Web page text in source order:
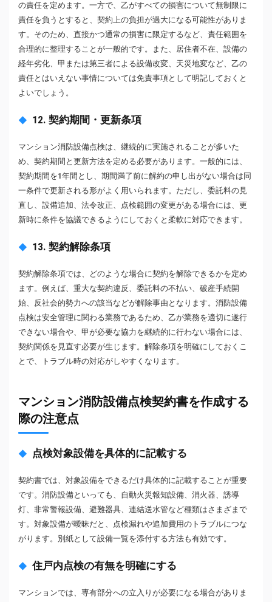
の責任を定めます。一方で、乙がすべての損害について無制限に
責任を負うとすると、契約上の負担が過大になる可能性がありま
す。そのため、直接かつ通常の損害に限定するなど、責任範囲を
合理的に整理することが一般的です。また、居住者不在、設備の
経年劣化、甲または第三者による設備改変、天災地変など、乙の
責任とはいえない事情については免責事項として明記しておくと
よいでしょう。
12. 契約期間・更新条項
マンション消防設備点検は、継続的に実施されることが多いた
め、契約期間と更新方法を定める必要があります。一般的には、
契約期間を1年間とし、期間満了前に解約の申し出がない場合は同
一条件で更新される形がよく用いられます。ただし、委託料の見
直し、設備追加、法令改正、点検範囲の変更がある場合には、更
新時に条件を協議できるようにしておくと柔軟に対応できます。
13. 契約解除条項
契約解除条項では、どのような場合に契約を解除できるかを定め
ます。例えば、重大な契約違反、委託料の不払い、破産手続開
始、反社会的勢力への該当などが解除事由となります。消防設備
点検は安全管理に関わる業務であるため、乙が業務を適切に遂行
できない場合や、甲が必要な協力を継続的に行わない場合には、
契約関係を見直す必要が生じます。解除条項を明確にしておくこ
とで、トラブル時の対応がしやすくなります。
マンション消防設備点検契約書を作成する
際の注意点
点検対象設備を具体的に記載する
契約書では、対象設備をできるだけ具体的に記載することが重要
です。消防設備といっても、自動火災報知設備、消火器、誘導
灯、非常警報設備、避難器具、連結送水管など種類はさまざまで
す。対象設備が曖昧だと、点検漏れや追加費用のトラブルにつな
がります。別紙として設備一覧を添付する方法も有効です。
住戸内点検の有無を明確にする
マンションでは、専有部分への立入りが必要になる場合がありま